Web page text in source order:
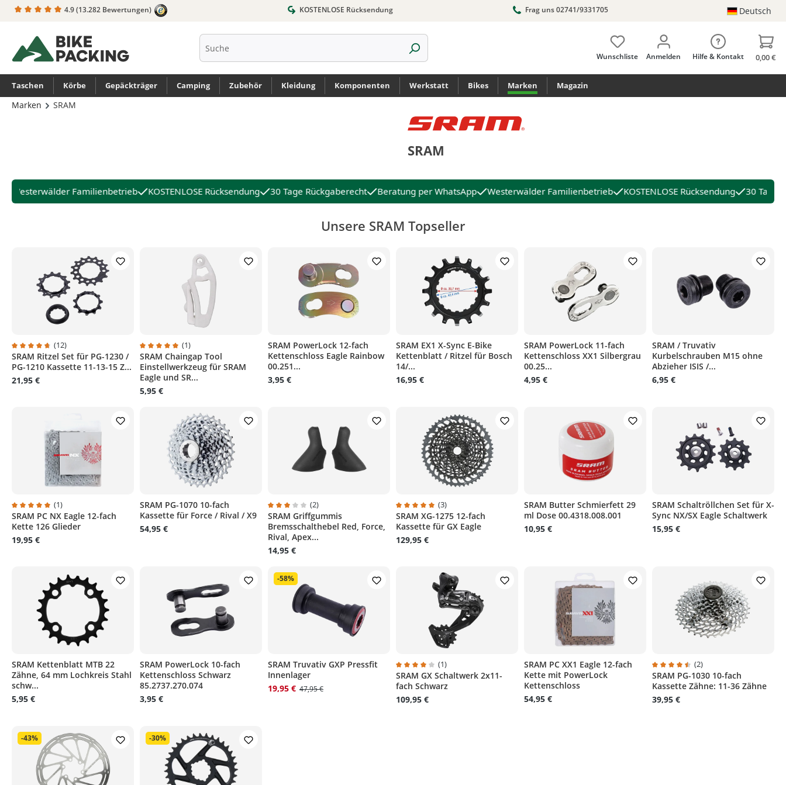
Zur Hauptnavigation springen
4.9(13.282 Bewertungen) KOSTENLOSE Rücksendung Frag uns 02741/9331705 Deutsch
Wunschliste Anmelden Hilfe & Kontakt 0,00 €
Taschen Körbe Gepäckträger Camping Zubehör Kleidung Komponenten Werkstatt Bikes Marken Magazin
Marken SRAM
SRAM
Westerwälder Familienbetrieb KOSTENLOSE Rücksendung 30 Tage Rückgaberecht Beratung per WhatsApp Westerwälder Familienbetrieb KOSTENLOSE Rücksendung 30 Tage
Unsere SRAM Topseller
Durchschnittliche Bewertung von 4.6 von 5 Sternen
(12)
SRAM Ritzel Set für PG-1230 /
PG-1210 Kassette 11-13-15 Z...
21,95 €
Durchschnittliche Bewertung von 5 von 5 Sternen
(1)
SRAM Chaingap Tool
Einstellwerkzeug für SRAM
Eagle und SR...
5,95 €
SRAM PowerLock 12-fach
Kettenschloss Eagle Rainbow
00.251...
3,95 €
SRAM EX1 X-Sync E-Bike
Kettenblatt / Ritzel für Bosch
14/...
16,95 €
SRAM PowerLock 11-fach
Kettenschloss XX1 Silbergrau
00.25...
4,95 €
SRAM / Truvativ
Kurbelschrauben M15 ohne
Abzieher ISIS /...
6,95 €
Durchschnittliche Bewertung von 5 von 5 Sternen
(1)
SRAM PC NX Eagle 12-fach
Kette 126 Glieder
19,95 €
SRAM PG-1070 10-fach
Kassette für Force / Rival / X9
54,95 €
Durchschnittliche Bewertung von 3 von 5 Sternen
(2)
SRAM Griffgummis
Bremsschalthebel Red, Force,
Rival, Apex...
14,95 €
Durchschnittliche Bewertung von 5 von 5 Sternen
(3)
SRAM XG-1275 12-fach
Kassette für GX Eagle
129,95 €
SRAM Butter Schmierfett 29
ml Dose 00.4318.008.001
10,95 €
SRAM Schaltröllchen Set für X-
Sync NX/SX Eagle Schaltwerk
15,95 €
SRAM Kettenblatt MTB 22
Zähne, 64 mm Lochkreis Stahl
schw...
5,95 €
SRAM PowerLock 10-fach
Kettenschloss Schwarz
85.2737.270.074
3,95 €
SRAM Truvativ GXP Pressfit
Innenlager
19,95 € 47,95 €
-58%
Durchschnittliche Bewertung von 4 von 5 Sternen
(1)
SRAM GX Schaltwerk 2x11-
fach Schwarz
109,95 €
SRAM PC XX1 Eagle 12-fach
Kette mit PowerLock
Kettenschloss
54,95 €
Durchschnittliche Bewertung von
(2)
SRAM PG-1030 10-fach
Kassette Zähne: 11-36 Zähne
39,95 €
-43% -30%